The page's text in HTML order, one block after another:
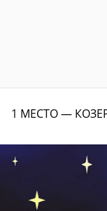
1 МЕСТО —